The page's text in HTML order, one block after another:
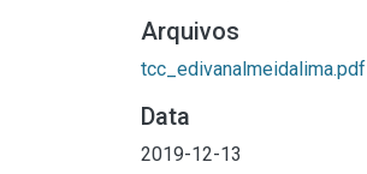
Arquivos
tcc_edivanalmeidalima.pdf
Data
2019-12-13